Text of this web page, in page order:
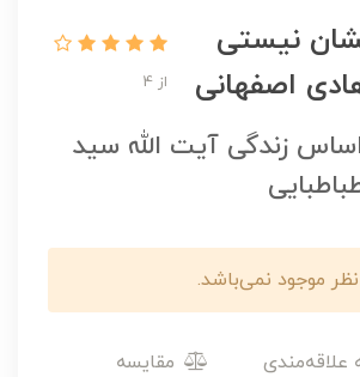
نیستی
اصفهانی
از 4
زندگی آیت الله سید
موجود نمی‌باشد.
مقایسه